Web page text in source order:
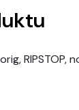
RIPSTOP,